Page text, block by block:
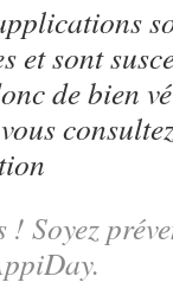
et sont
de bien
Soyez